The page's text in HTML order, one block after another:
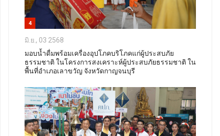
4
มิ.ย., 03 2568
มอบน้ำดื่มพร้อมเครื่องอุปโภคบริโภคแก่ผู้ประสบภัย
ธรรมชาติ ในโครงการสงเคราะห์ผู้ประสบภัยธรรมชาติ ใน
พื้นที่อำเภอเลาขวัญ จังหวัดกาญจนบุรี